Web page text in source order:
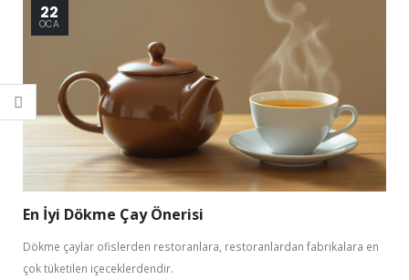
22
OCA
En İyi Dökme Çay Önerisi
Dökme çaylar ofislerden restoranlara, restoranlardan fabrikalara en
çok tüketilen içeceklerdendir.